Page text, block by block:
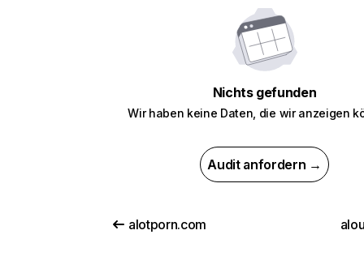
Nichts gefunden
Wir haben keine Daten, die wir anzeigen
Audit anfordern →
alotporn.com